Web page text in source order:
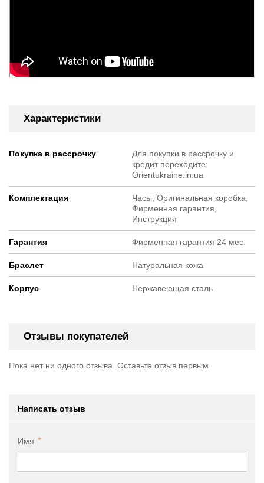
Характеристики
Покупка в рассрочку
Для покупки в рассрочку и
кредит переходите:
Orientukraine.in.ua
Комплектация
Часы, Оригинальная коробка,
Фирменная гарантия,
Инструкция
Гарантия Фирменная гарантия 24 мес.
Браслет Натуральная кожа
Корпус Нержавеющая сталь
Отзывы покупателей
Пока нет ни одного отзыва. Оставьте отзыв первым
Написать отзыв
Имя